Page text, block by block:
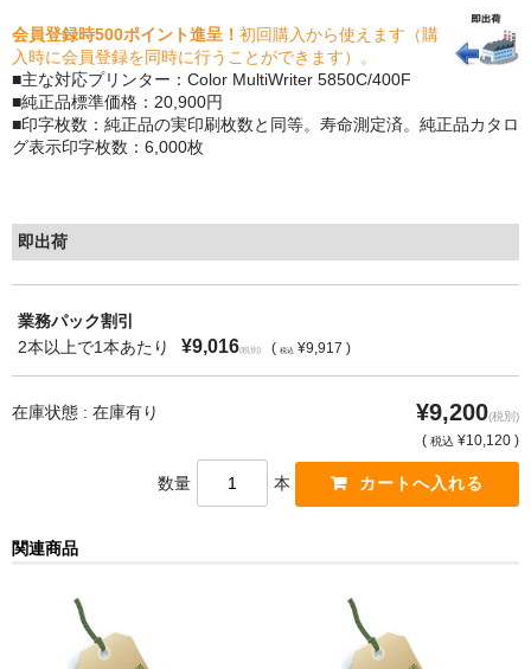
購入ガイド
トナーの種類と比較
トナー再生の流れ
リサイクルトナーで経費削減
リサイクルトナーの評価
リサイクルトナーの選び方
リサイクルトナーを使える会社、使えない会社
印字枚数について
なぜ業務用を選ぶべき？
会員登録時500ポイント進呈！ 初回購入から使えます（購
入時に会員登録を同時に行うことができます）。
■主な対応プリンター：Color MultiWriter 5850C/400F
■純正品標準価格：20,900円
■印字枚数：純正品の実印刷枚数と同等。寿命測定済。純正品カタロ
グ表示印字枚数：6,000枚
即出荷
業務パック割引
2本以上で1本あたり
¥9,016(税別) ( 税込 ¥9,917 )
在庫状態 : 在庫有り ¥9,200(税別)
( 税込 ¥10,120 )
数量 本
関連商品